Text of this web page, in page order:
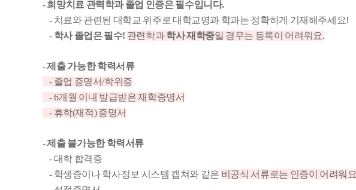
- 희망치료 관력학과 졸업 인증은 필수입니다.
- 치료와 관련된 대학교 위주로 대학교명과 학과는 정확하게 기재해주세요!
- 학사 졸업은 필수! 관련학과학사 재학중일 경우는 등록이 어려워요.
-제출 가능한 학력서류
- 졸업 증명서/학위증
- 6개월 이내 발급받은 재학증명서
- 휴학(재적) 증명서
-제출 불가능한 학력서류
- 대학 합격증
- 학생증이나 학사정보 시스템 캡쳐와 같은 비공식 서류로는 인증이 어려워